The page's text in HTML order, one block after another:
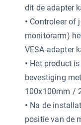
dit de adapter
• Controleer of
monitorarm)
VESA-adapter
• Het product
bevestiging
100x100mm /
• Na de
positie van de